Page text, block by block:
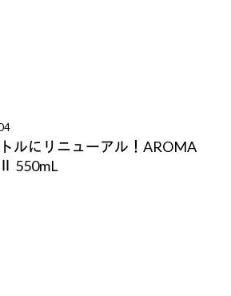
ルにリニューアル！AROMA
550mL